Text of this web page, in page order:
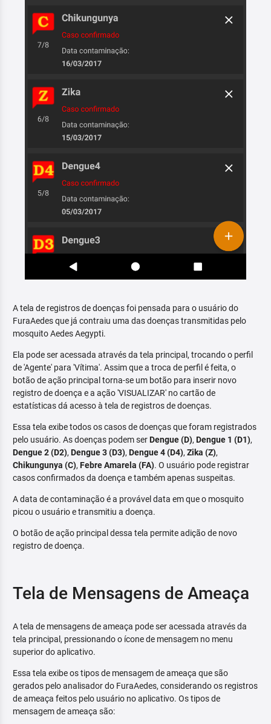
A tela de registros de doenças foi pensada para o usuário do
FuraAedes que já contraiu uma das doenças transmitidas pelo
mosquito Aedes Aegypti.
Ela pode ser acessada através da tela principal, trocando o perfil
de 'Agente' para 'Vítima'. Assim que a troca de perfil é feita, o
botão de ação principal torna-se um botão para inserir novo
registro de doença e a ação 'VISUALIZAR' no cartão de
estatísticas dá acesso à tela de registros de doenças.
Essa tela exibe todos os casos de doenças que foram registrados
pelo usuário. As doenças podem serDengue (D), Dengue 1 (D1),
Dengue 2 (D2), Dengue 3 (D3), Dengue 4 (D4), Zika (Z),
Chikungunya (C), Febre Amarela (FA). O usuário pode registrar
casos confirmados da doença e também apenas suspeitas.
A data de contaminação é a provável data em que o mosquito
picou o usuário e transmitiu a doença.
O botão de ação principal dessa tela permite adição de novo
registro de doença.
Tela de Mensagens de Ameaça
A tela de mensagens de ameaça pode ser acessada através da
tela principal, pressionando o ícone de mensagem no menu
superior do aplicativo.
Essa tela exibe os tipos de mensagem de ameaça que são
gerados pelo analisador do FuraAedes, considerando os registros
de ameaça feitos pelo usuário no aplicativo. Os tipos de
mensagem de ameaça são: